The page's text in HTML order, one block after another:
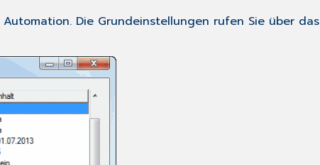
Automation. Die Grundeinstellungen rufen Sie über das